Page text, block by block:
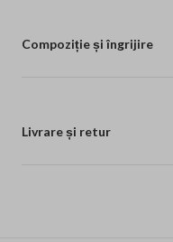
Compoziție și îngrijire
Livrare și retur